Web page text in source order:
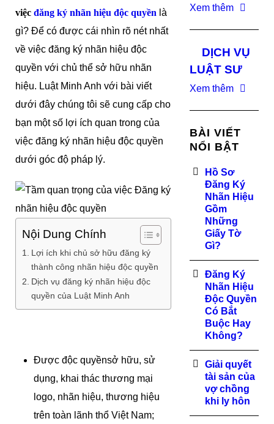
việc đăng ký nhãn hiệu độc quyền là
gì? Để có được cái nhìn rõ nét nhất
về việc đăng ký nhãn hiệu độc
quyền với chủ thể sở hữu nhãn
hiệu. Luật Minh Anh với bài viết
dưới đây chúng tôi sẽ cung cấp cho
bạn một số lợi ích quan trong của
việc đăng ký nhãn hiệu độc quyền
dưới góc độ pháp lý.
Nội Dung Chính
Lợi ích khi chủ sở hữu đăng ký
thành công nhãn hiệu độc quyền
Dịch vụ đăng ký nhãn hiệu độc
quyền của Luật Minh Anh
Được độc quyềnsở hữu, sử
dụng, khai thác thương mại
logo, nhãn hiệu, thương hiệu
trên toàn lãnh thổ Việt Nam;
Xem thêm
DỊCH VỤ
LUẬT SƯ
Xem thêm
BÀI VIẾT
NỔI BẬT
Hồ Sơ
Đăng Ký
Nhãn Hiệu
Gồm
Những
Giấy Tờ
Gì?
Đăng Ký
Nhãn Hiệu
Độc Quyền
Có Bắt
Buộc Hay
Không?
Giải quyết
tài sản của
vợ chồng
khi ly hôn